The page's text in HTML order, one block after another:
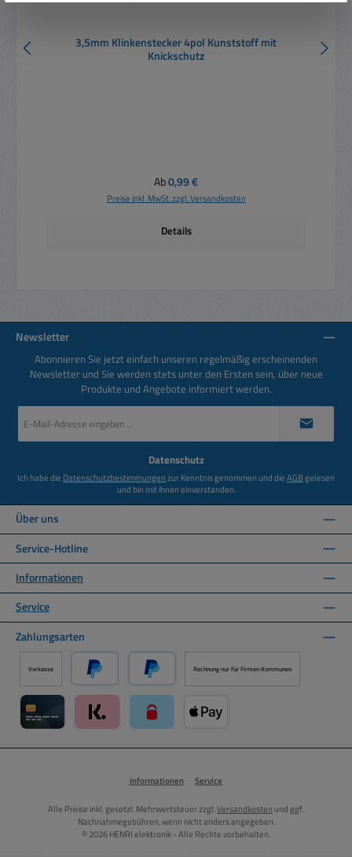
3,5mm Klinkenstecker 4pol Kunststoff mit
Knickschutz
Regulärer Preis:
Ab0,99 €
Preise inkl. MwSt. zzgl. Versandkosten
Details
Newsletter
Abonnieren Sie jetzt einfach unseren regelmäßig erscheinenden
Newsletter und Sie werden stets unter den Ersten sein, über neue
Produkte und Angebote informiert werden.
Mail-
Datenschutz
Ich habe die Datenschutzbestimmungenzur Kenntnis genommen und dieAGBgelesen
und bin mit ihnen einverstanden.
Über uns
Service-Hotline
Informationen
Service
Zahlungsarten
Vorkasse
PayPal Später Bezahlen über PayPal
Rechnung nur für Firmen Kommunen
Informationen Service
Alle Preise inkl. gesetzl. Mehrwertsteuer zzgl.Versandkosten und ggf.
Nachnahmegebühren, wenn nicht anders angegeben.
© 2026 HENRI elektronik - Alle Rechte vorbehalten.